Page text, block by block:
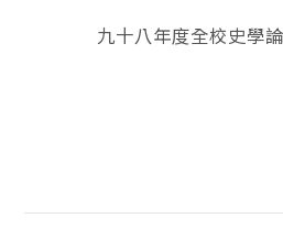
九十八年度全校史學論